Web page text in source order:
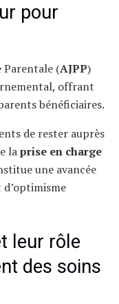
pour
Parentale (AJPP)
offrant
bénéficiaires.
de rester auprès
laprise en charge
une avancée
leur rôle
des soins